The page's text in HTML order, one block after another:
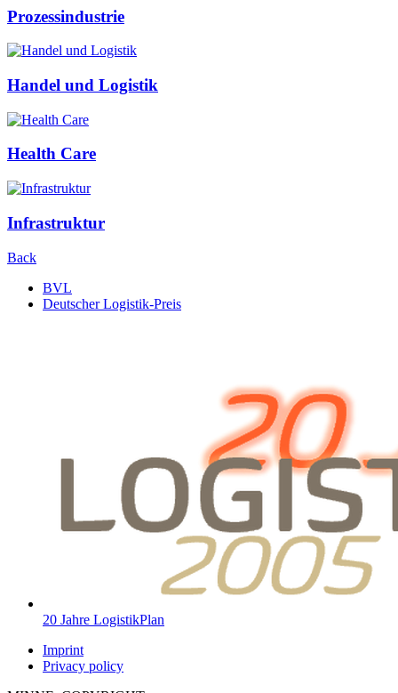
Prozessindustrie
Handel und Logistik
Health Care
Infrastruktur
Back
BVL
Deutscher Logistik-Preis
20 Jahre LogistikPlan
Imprint
Privacy policy